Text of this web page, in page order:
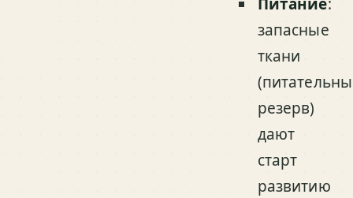
Питание:
запасные
ткани
резерв)
дают
старт
развитию